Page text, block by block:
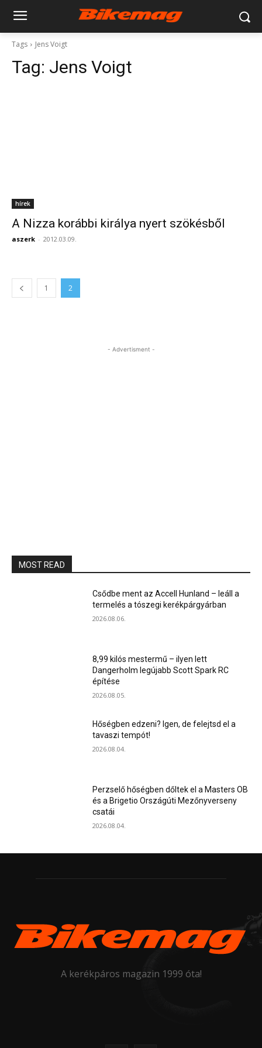
Tags Jens Voigt
Tag: Jens Voigt
hírek
A Nizza korábbi királya nyert szökésből
aszerk - 2012.03.09.
1 2
- Advertisment -
MOST READ
Csődbe ment az Accell Hunland – leáll a
termelés a tószegi kerékpárgyárban
2026.08.06.
8,99 kilós mestermű – ilyen lett
Dangerholm legújabb Scott Spark RC
építése
2026.08.05.
Hőségben edzeni? Igen, de felejtsd el a
tavaszi tempót!
2026.08.04.
Perzselő hőségben dőltek el a Masters OB
és a Brigetio Országúti Mezőnyverseny
csatái
2026.08.04.
A kerékpáros magazin 1999 óta!